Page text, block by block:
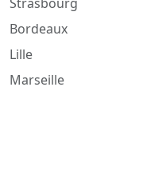
Bordeaux
Lille
Marseille